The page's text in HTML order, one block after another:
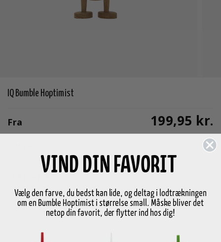
IQ Bumble Hoptimist
Fra 199,95 kr.
Størrelse S
- + Vælg variant
VIND DIN FAVORIT
Vælg den farve, du bedst kan lide, og deltag i lodtrækningen
om en Bumble Hoptimist i størrelse small. Måske bliver det
netop din favorit, der flytter ind hos dig!